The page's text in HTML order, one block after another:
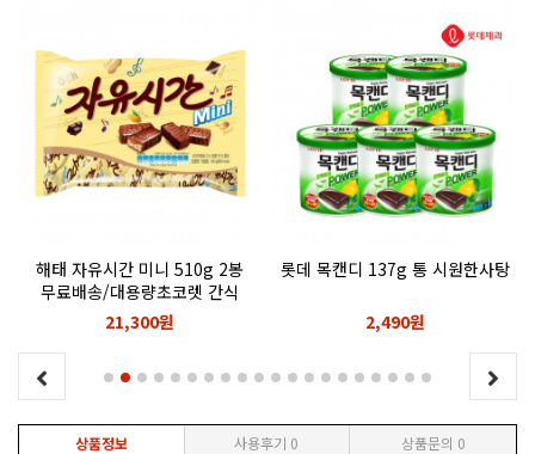
해태 자유시간 미니 510g 2봉
무료배송/대용량초코렛 간식
21,300원
롯데 목캔디 137g 통 시원한사탕
2,490원
상품정보 사용후기 0 상품문의 0